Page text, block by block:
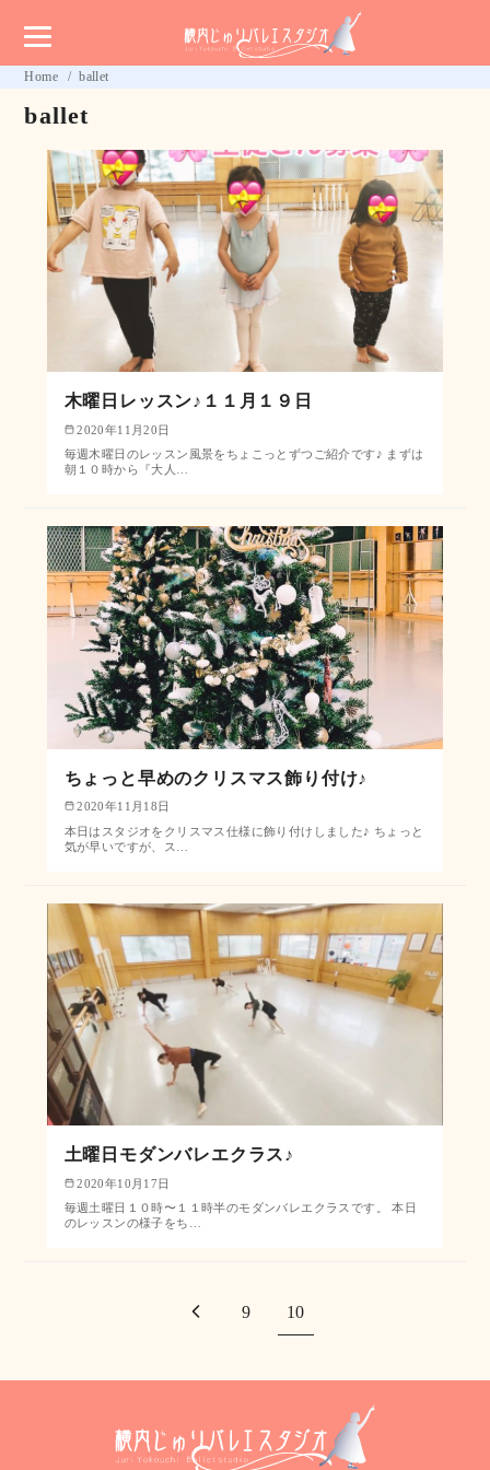
Home ballet
ballet
木曜日レッスン♪１１月１９日
2020年11月20日
毎週木曜日のレッスン風景をちょこっとずつご紹介です♪ まずは
朝１０時から『大人…
ちょっと早めのクリスマス飾り付け♪
2020年11月18日
本日はスタジオをクリスマス仕様に飾り付けしました♪ ちょっと
気が早いですが、ス…
土曜日モダンバレエクラス♪
2020年10月17日
毎週土曜日１０時〜１１時半のモダンバレエクラスです。 本日
のレッスンの様子をち…
9 10